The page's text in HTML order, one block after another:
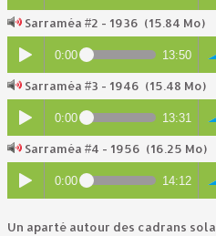
Sarraméa #2 - 1936 (15.84 Mo)
0:00 13:50
Sarraméa #3 - 1946 (15.48 Mo)
0:00 13:31
Sarraméa #4 - 1956 (16.25 Mo)
0:00 14:12
Un aparté autour des cadrans